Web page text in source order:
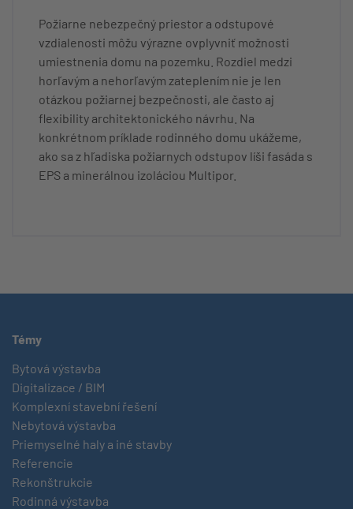
Požiarne nebezpečný priestor a odstupové
vzdialenosti môžu výrazne ovplyvniť možnosti
umiestnenia domu na pozemku. Rozdiel medzi
horľavým a nehorľavým zateplením nie je len
otázkou požiarnej bezpečnosti, ale často aj
flexibility architektonického návrhu. Na
konkrétnom príklade rodinného domu ukážeme,
ako sa z hľadiska požiarnych odstupov líši fasáda s
EPS a minerálnou izoláciou Multipor.
Témy
Bytová výstavba
Digitalizace / BIM
Komplexní stavební řešení
Nebytová výstavba
Priemyselné haly a iné stavby
Referencie
Rekonštrukcie
Rodinná výstavba